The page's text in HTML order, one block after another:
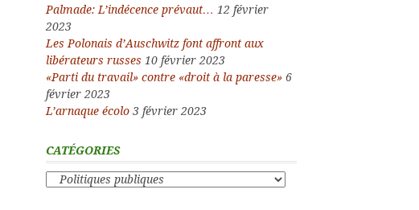
Palmade: L’indécence prévaut… 12 février
2023
Les Polonais d’Auschwitz font affront aux
libérateurs russes 10 février 2023
«Parti du travail» contre «droit à la paresse» 6
février 2023
L’arnaque écolo 3 février 2023
CATÉGORIES
Catégories